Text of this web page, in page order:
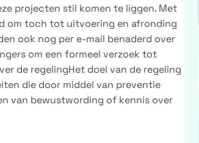
projecten stil komen te liggen. Met
om toch tot uitvoering en afronding
ook nog per e-mail benaderd over
om een formeel verzoek tot
de regelingHet doel van de regeling
die door middel van preventie
van bewustwording of kennis over